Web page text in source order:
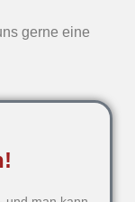
gerne eine